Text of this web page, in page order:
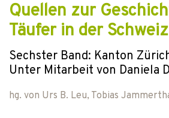
Quellen zur
Täufer in der Schweiz
Sechster Band: Kanton
Unter Mitarbeit von Daniela
hg. von Urs B. Leu, Tobias